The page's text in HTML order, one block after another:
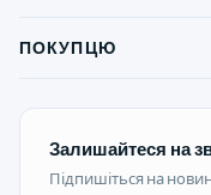
ПОБУТОВІ
ПІДЛОГОВО-СТЕЛЬОВІ
МОБІЛЬНІ
МУЛЬТИ-СПЛІТ
ПОКУПЦЮ
ДОКУМЕНТAЦІЯ
СПОЖИВАЧЕВІ
Залишайтеся на
Підпишіться на